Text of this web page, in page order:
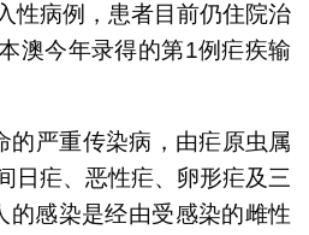
性病例，患者目前仍住院治
澳今年录得的第1例疟疾输
的严重传染病，由疟原虫属
日疟、恶性疟、卵形疟及三
的感染是经由受感染的雌性